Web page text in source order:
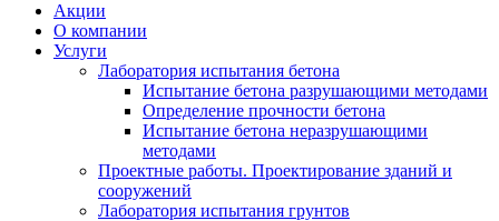
Акции
О компании
Услуги
Лаборатория испытания бетона
Испытание бетона разрушающими методами
Определение прочности бетона
Испытание бетона неразрушающими
методами
Проектные работы. Проектирование зданий и
сооружений
Лаборатория испытания грунтов